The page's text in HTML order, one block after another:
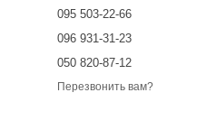
095 503-22-66
096 931-31-23
050 820-87-12
Перезвонить вам?